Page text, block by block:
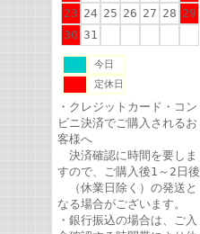
23 24 25 26 27 28 29
30 31
今日
定休日
・クレジットカード・コン
ビニ決済でご購入されるお
客様へ
決済確認に時間を要しま
すので、ご購入後1～2日後
（休業日除く）の発送と
なる場合がございます。
・銀行振込の場合は、ご入